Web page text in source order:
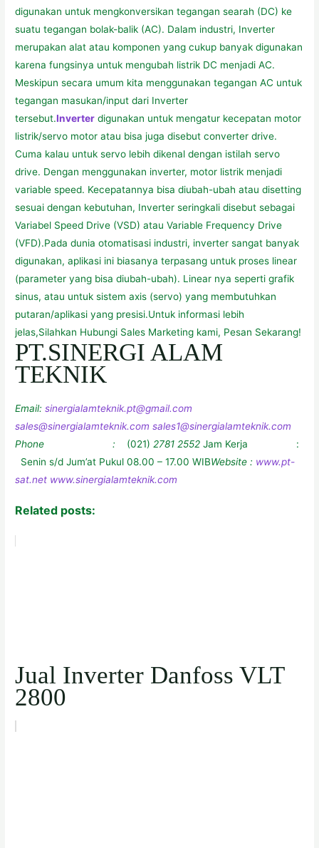
digunakan untuk mengkonversikan tegangan searah (DC) ke
suatu tegangan bolak-balik (AC). Dalam industri, Inverter
merupakan alat atau komponen yang cukup banyak digunakan
karena fungsinya untuk mengubah listrik DC menjadi AC.
Meskipun secara umum kita menggunakan tegangan AC untuk
tegangan masukan/input dari Inverter
tersebut.Inverter digunakan untuk mengatur kecepatan motor
listrik/servo motor atau bisa juga disebut converter drive.
Cuma kalau untuk servo lebih dikenal dengan istilah servo
drive. Dengan menggunakan inverter, motor listrik menjadi
variable speed. Kecepatannya bisa diubah-ubah atau disetting
sesuai dengan kebutuhan, Inverter seringkali disebut sebagai
Variabel Speed Drive (VSD) atau Variable Frequency Drive
(VFD).Pada dunia otomatisasi industri, inverter sangat banyak
digunakan, aplikasi ini biasanya terpasang untuk proses linear
(parameter yang bisa diubah-ubah). Linear nya seperti grafik
sinus, atau untuk sistem axis (servo) yang membutuhkan
putaran/aplikasi yang presisi.Untuk informasi lebih
jelas,Silahkan Hubungi Sales Marketing kami, Pesan Sekarang!
PT.SINERGI ALAM
TEKNIK
Email:sinergialamteknik.pt@gmail.com
sales@sinergialamteknik.com sales1@sinergialamteknik.com
Phone : (021) 2781 2552Jam Kerja :
Senin s/d Jum’at Pukul 08.00 – 17.00 WIBWebsite : www.pt-
sat.net www.sinergialamteknik.com
Related posts:
Jual Inverter Danfoss VLT
2800